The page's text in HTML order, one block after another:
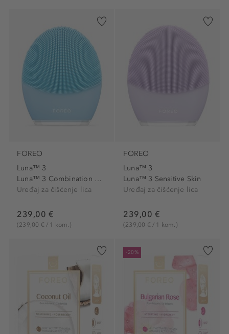
FOREO
Luna™ 3
Luna™ 3 Combination Skin
Uređaj za čišćenje lica
239,00 €
(239,00 € / 1 kom.)
FOREO
Luna™ 3
Luna™ 3 Sensitive Skin
Uređaj za čišćenje lica
239,00 €
(239,00 € / 1 kom.)
-20%